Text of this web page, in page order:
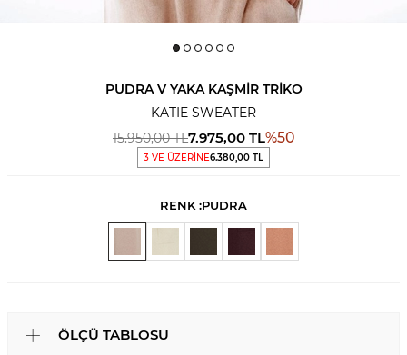
PUDRA V YAKA KAŞMIR TRIKO
KATIE SWEATER
15.950,00TL7.975,00 TL%50
3 VE ÜZERİNE6.380,00 TL
RENK :PUDRA
ÖLÇÜ TABLOSU